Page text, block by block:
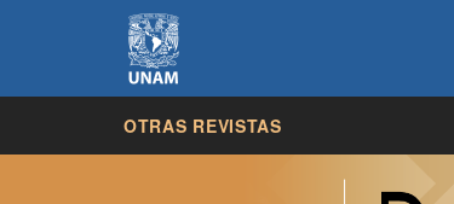
OTRAS REVISTAS